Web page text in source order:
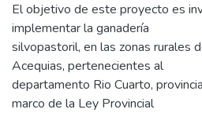
El objetivo de este proyecto es
implementar la ganadería
silvopastoril, en las zonas rurales
Acequias, pertenecientes al
departamento Rio Cuarto,
marco de la Ley Provincial